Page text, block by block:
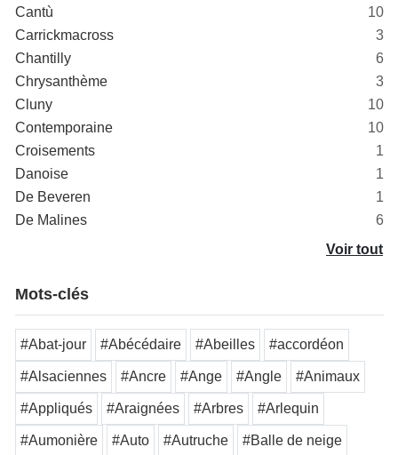
Cantù
10
Carrickmacross
3
Chantilly
6
Chrysanthème
3
Cluny
10
Contemporaine
10
Croisements
1
Danoise
1
De Beveren
1
De Malines
6
Voir tout
Mots-clés
#Abat-jour #Abécédaire #Abeilles #accordéon
#Alsaciennes #Ancre #Ange #Angle #Animaux
#Appliqués #Araignées #Arbres #Arlequin
#Aumonière #Auto #Autruche #Balle de neige